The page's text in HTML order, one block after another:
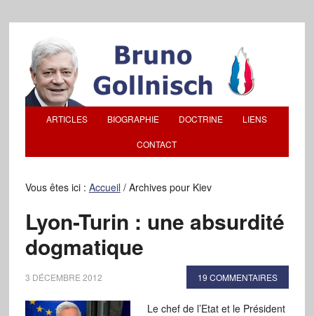
ARTICLES BIOGRAPHIE DOCTRINE LIENS
CONTACT
Vous êtes ici : Accueil /Archives pour Kiev
Lyon-Turin : une absurdité
dogmatique
3 DÉCEMBRE 2012 19 COMMENTAIRES
Le chef de l’Etat et le Président